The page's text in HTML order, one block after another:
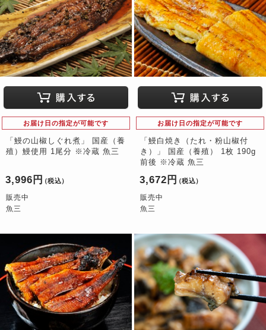
お届け日の指定が可能です
「鰻の山椒しぐれ煮」 国産（養
殖）鰻使用 1尾分 ※冷蔵 魚三
3,996円 （税込）
販売中
魚三
お届け日の指定が可能です
「鰻白焼き（たれ・粉山椒付
き）」 国産（養殖） 1枚 190g
前後 ※冷蔵 魚三
3,672円 （税込）
販売中
魚三